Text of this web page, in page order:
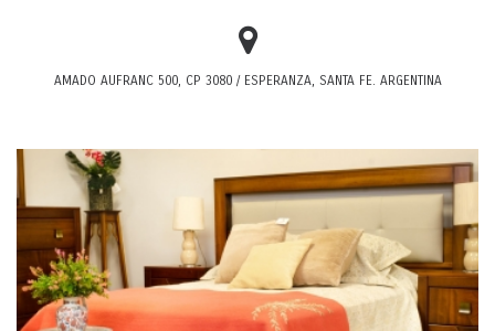
AMADO AUFRANC 500, CP 3080 / ESPERANZA, SANTA FE. ARGENTINA